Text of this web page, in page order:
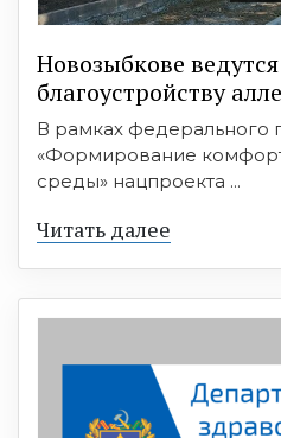
Новозыбкове
благоустройству
В рамках федерального
«Формирование
среды» нацпроекта ...
Читать далее